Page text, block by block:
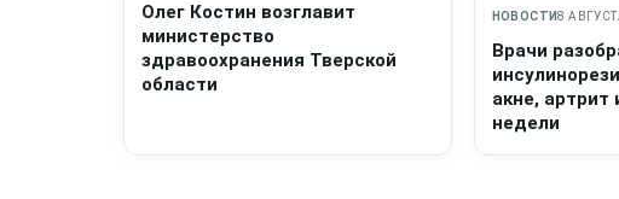
Олег Костин возглавит
министерство
здравоохранения Тверской
области
НОВОСТИ8
Врачи
акне, артрит
недели